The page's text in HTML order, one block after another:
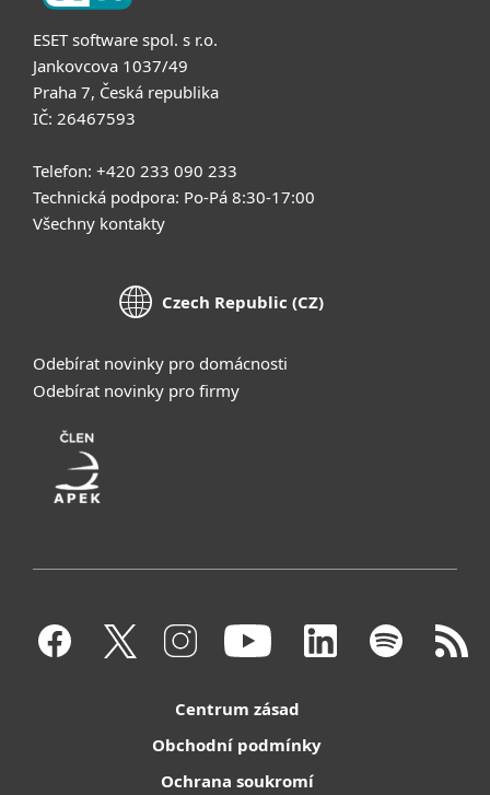
ESET software spol. s r.o.
Jankovcova 1037/49
Praha 7, Česká republika
IČ: 26467593
Telefon: +420 233 090 233
Technická podpora: Po-Pá 8:30-17:00
Všechny kontakty
Czech Republic (CZ)
Odebírat novinky pro domácnosti
Odebírat novinky pro firmy
Centrum zásad
Obchodní podmínky
Ochrana soukromí